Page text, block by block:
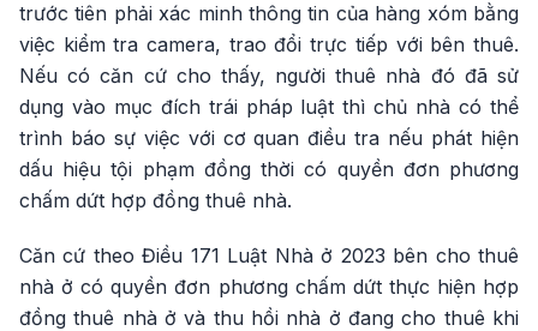
trước tiên phải xác minh thông tin của hàng xóm bằng
việc kiểm tra camera, trao đổi trực tiếp với bên thuê.
Nếu có căn cứ cho thấy, người thuê nhà đó đã sử
dụng vào mục đích trái pháp luật thì chủ nhà có thể
trình báo sự việc với cơ quan điều tra nếu phát hiện
dấu hiệu tội phạm đồng thời có quyền đơn phương
chấm dứt hợp đồng thuê nhà.
Căn cứ theo Điều 171 Luật Nhà ở 2023 bên cho thuê
nhà ở có quyền đơn phương chấm dứt thực hiện hợp
đồng thuê nhà ở và thu hồi nhà ở đang cho thuê khi